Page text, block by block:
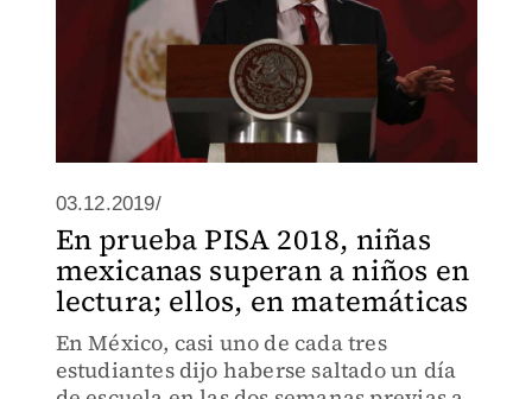
03.12.2019/
En prueba PISA 2018, niñas
mexicanas superan a niños en
lectura; ellos, en matemáticas
En México, casi uno de cada tres
estudiantes dijo haberse saltado un día